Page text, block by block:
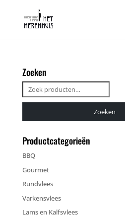
Zoeken
Zoeken
naar:
Zoeken
Productcategorieën
BBQ
Gourmet
Rundvlees
Varkensvlees
Lams en Kalfsvlees